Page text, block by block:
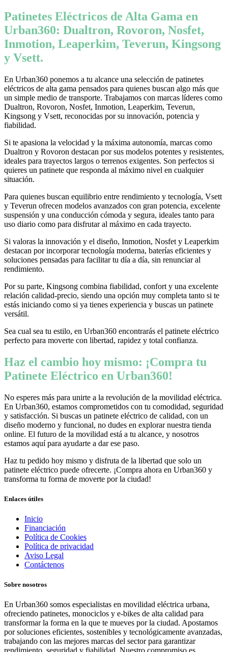
Patinetes Eléctricos de Alta Gama en
Urban360: Dualtron, Rovoron, Nosfet,
Inmotion, Leaperkim, Teverun, Kingsong
y Vsett.
En Urban360 ponemos a tu alcance una selección de patinetes
eléctricos de alta gama pensados para quienes buscan algo más que
un simple medio de transporte. Trabajamos con marcas líderes como
Dualtron, Rovoron, Nosfet, Inmotion, Leaperkim, Teverun,
Kingsong y Vsett, reconocidas por su innovación, potencia y
fiabilidad.
Si te apasiona la velocidad y la máxima autonomía, marcas como
Dualtron y Rovoron destacan por sus modelos potentes y resistentes,
ideales para trayectos largos o terrenos exigentes. Son perfectos si
quieres un patinete que responda al máximo nivel en cualquier
situación.
Para quienes buscan equilibrio entre rendimiento y tecnología, Vsett
y Teverun ofrecen modelos avanzados con gran potencia, excelente
suspensión y una conducción cómoda y segura, ideales tanto para
uso diario como para disfrutar al máximo en cada trayecto.
Si valoras la innovación y el diseño, Inmotion, Nosfet y Leaperkim
destacan por incorporar tecnología moderna, baterías eficientes y
soluciones pensadas para facilitar tu día a día, sin renunciar al
rendimiento.
Por su parte, Kingsong combina fiabilidad, confort y una excelente
relación calidad-precio, siendo una opción muy completa tanto si te
estás iniciando como si ya tienes experiencia y buscas un patinete
versátil.
Sea cual sea tu estilo, en Urban360 encontrarás el patinete eléctrico
perfecto para moverte con libertad, rapidez y total confianza.
Haz el cambio hoy mismo: ¡Compra tu
Patinete Eléctrico en Urban360!
No esperes más para unirte a la revolución de la movilidad eléctrica.
En Urban360, estamos comprometidos con tu comodidad, seguridad
y satisfacción. Si buscas un patinete eléctrico de calidad, con un
diseño moderno y funcional, no dudes en explorar nuestra tienda
online. El futuro de la movilidad está a tu alcance, y nosotros
estamos aquí para ayudarte a dar ese paso.
Haz tu pedido hoy mismo y disfruta de la libertad que solo un
patinete eléctrico puede ofrecerte. ¡Compra ahora en Urban360 y
transforma tu forma de moverte por la ciudad!
Enlaces útiles
Inicio
Financiación
Política de Cookies
Política de privacidad
Aviso Legal
Contáctenos
Sobre nosotros
En Urban360 somos especialistas en movilidad eléctrica urbana,
ofreciendo patinetes, monociclos y e-bikes de alta calidad para
transformar la forma en la que te mueves por la ciudad. Apostamos
por soluciones eficientes, sostenibles y tecnológicamente avanzadas,
trabajando con las mejores marcas del sector para garantizar